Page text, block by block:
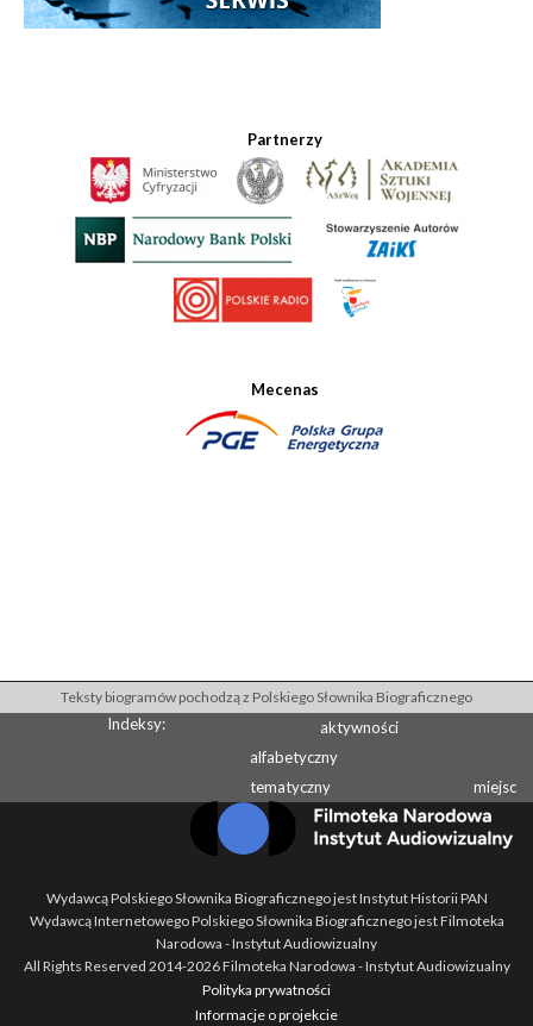
Partnerzy
Mecenas
Teksty biogramów pochodzą z Polskiego Słownika Biograficznego
Indeksy:
aktywności
alfabetyczny
tematyczny
miejsc
Wydawcą Polskiego Słownika Biograficznego jest Instytut Historii PAN
Wydawcą Internetowego Polskiego Słownika Biograficznego jest Filmoteka
Narodowa - Instytut Audiowizualny
All Rights Reserved 2014-2026Filmoteka Narodowa - Instytut Audiowizualny
Polityka prywatności
Informacje o projekcie